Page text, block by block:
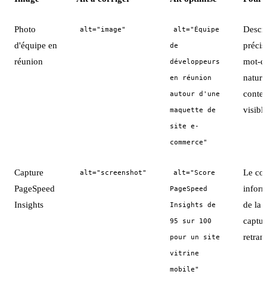
Photo
d'équipe en
réunion
alt="image" alt="Équipe
de
développeurs
en réunion
autour d'une
maquette de
site e-
commerce"
mot-
Capture
PageSpeed
Insights
alt="screenshot" alt="Score
PageSpeed
Insights de
95 sur 100
pour un site
vitrine
mobile"
Le
de la